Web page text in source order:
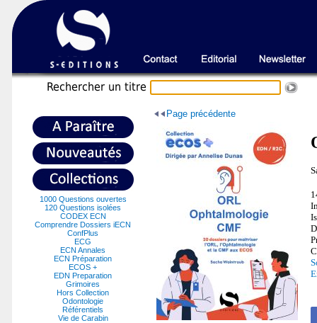
Rechercher un titre
1000 Questions ouvertes
120 Questions isolées
CODEX ECN
Comprendre Dossiers iECN
ConfPlus
ECG
ECN Annales
ECN Préparation
ECOS +
EDN Preparation
Grimoires
Hors Collection
Odontologie
Référentiels
Vie de Carabin
Page précédente